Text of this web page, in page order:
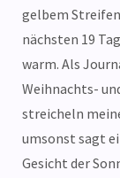
gelbem
nächsten 19
warm. Als
Weihnachts-
streicheln
umsonst sagt
Gesicht der